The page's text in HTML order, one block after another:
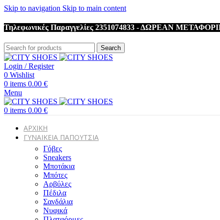
Skip to navigation Skip to main content
Τηλεφωνικές Παραγγελίες 2351074833 - ΔΩΡΕΑΝ
Search
Login / Register
0 Wishlist
0 items 0.00 €
Menu
0 items 0.00 €
ΑΡΧΙΚΗ
ΓΥΝΑΙΚΕΙΑ ΠΑΠΟΥΤΣΙΑ
Γόβες
Sneakers
Μποτάκια
Μπότες
Αρβύλες
Πέδιλα
Σανδάλια
Νυφικά